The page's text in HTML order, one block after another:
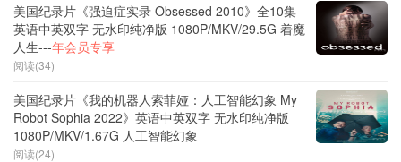
美国纪录片《强迫症实录 Obsessed 2010》全10集
英语中英双字 无水印纯净版 1080P/MKV/29.5G 着魔
人生---年会员专享
阅读(34)
美国纪录片《我的机器人索菲娅：人工智能幻象 My
Robot Sophia 2022》英语中英双字 无水印纯净版
1080P/MKV/1.67G 人工智能幻象
阅读(24)